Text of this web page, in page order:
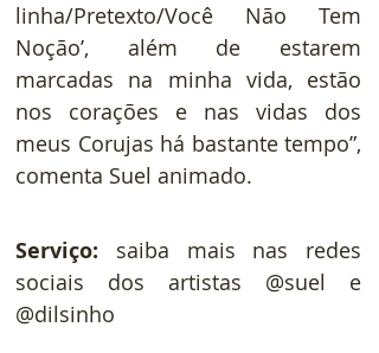
linha/Pretexto/Você Não Tem
Noção’, além de estarem
marcadas na minha vida, estão
nos corações e nas vidas dos
meus Corujas há bastante tempo”,
comenta Suel animado.
Serviço: saiba mais nas redes
sociais dos artistas @suel e
@dilsinho